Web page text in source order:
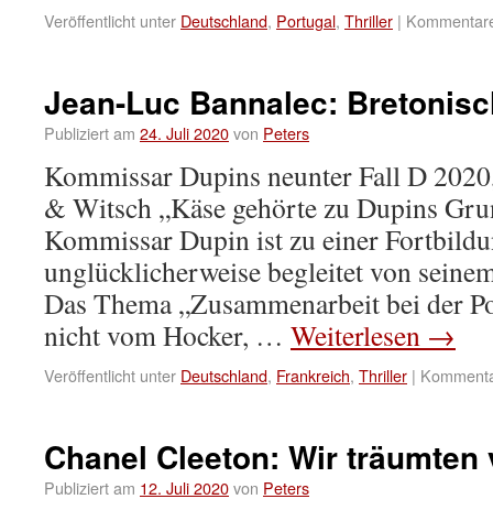
Veröffentlicht unter Deutschland, Portugal, Thriller |
Jean-Luc Bannalec:
Publiziert am 24. Juli 2020von Peters
Kommissar Dupins neunter Fall D
& Witsch „Käse gehörte zu Dupins
Kommissar Dupin ist zu einer
unglücklicherweise begleitet von
Das Thema „Zusammenarbeit bei der
nicht vom Hocker, … Weiterlesen →
Veröffentlicht unter Deutschland, Frankreich, Thriller |
Chanel Cleeton: Wir träumten
Publiziert am 12. Juli 2020von Peters